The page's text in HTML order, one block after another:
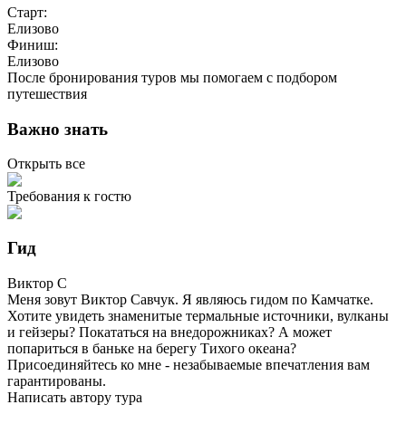
Старт:
Елизово
Финиш:
Елизово
После бронирования туров мы помогаем с подбором
путешествия
Важно знать
Открыть все
Требования к гостю
Гид
Виктор С
Меня зовут Виктор Савчук. Я являюсь гидом по Камчатке.
Хотите увидеть знаменитые термальные источники, вулканы
и гейзеры? Покататься на внедорожниках? А может
попариться в баньке на берегу Тихого океана?
Присоединяйтесь ко мне - незабываемые впечатления вам
гарантированы.
Написать автору тура